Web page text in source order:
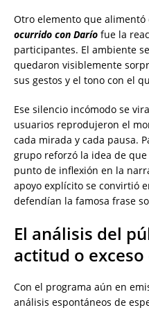
Otro elemento que alimentó
ocurrido con Darío fue la
participantes. El ambiente
quedaron visiblemente
sus gestos y el tono con el
Ese silencio incómodo se
usuarios reprodujeron el
cada mirada y cada pausa.
grupo reforzó la idea de
punto de inflexión en la
apoyo explícito se convirtió
defendían la famosa frase
El análisis del
actitud o exceso
Con el programa aún en
análisis espontáneos de